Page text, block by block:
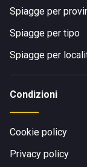
Spiagge per
Spiagge per tipo
Spiagge per
Condizioni
Cookie policy
Privacy policy